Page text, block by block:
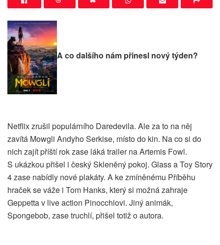
A co dalšího nám přinesl nový týden?
Netflix zrušil populárního Daredevila. Ale za to na něj
zavítá Mowgli Andyho Serkise, místo do kin. Na co si do
nich zajít příští rok zase láká trailer na Artemis Fowl.
S ukázkou přišel i český Skleněný pokoj. Glass a Toy Story
4 zase nabídly nové plakáty. A ke zmíněnému Příběhu
hraček se váže i Tom Hanks, který si možná zahraje
Geppetta v live action Pinocchiovi. Jiný animák,
Spongebob, zase truchlí, přišel totiž o autora.